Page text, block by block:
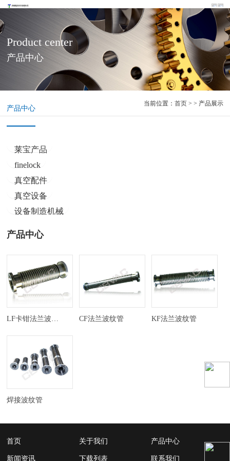
Product center
产品中心
产品中心
当前位置： 首页> > 产品展示
莱宝产品
finelock
真空配件
真空设备
设备制造机械
产品中心
LF卡钳法兰波纹管 CF法兰波纹管 KF法兰波纹管
焊接波纹管
首页 关于我们 产品中心
新闻资讯 下载列表 联系我们